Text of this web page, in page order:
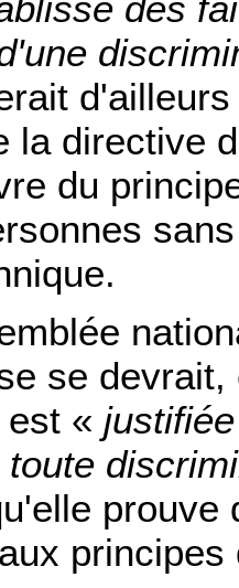
la directive
du
se
«